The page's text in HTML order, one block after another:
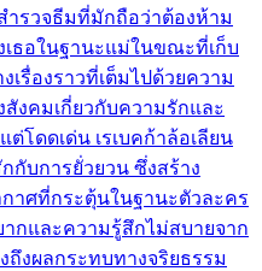
รวจธีมที่มักถือว่าต้องห้าม
เธอในฐานะแม่ในขณะที่เก็บ
รื่องราวที่เต็มไปด้วยความ
งคมเกี่ยวกับความรักและ
โดดเด่น เรเบคก้าล้อเลียน
กับการยั่วยวน ซึ่งสร้าง
าศที่กระตุ้นในฐานะตัวละคร
กและความรู้สึกไม่สบายจาก
ถึงผลกระทบทางจริยธรรม